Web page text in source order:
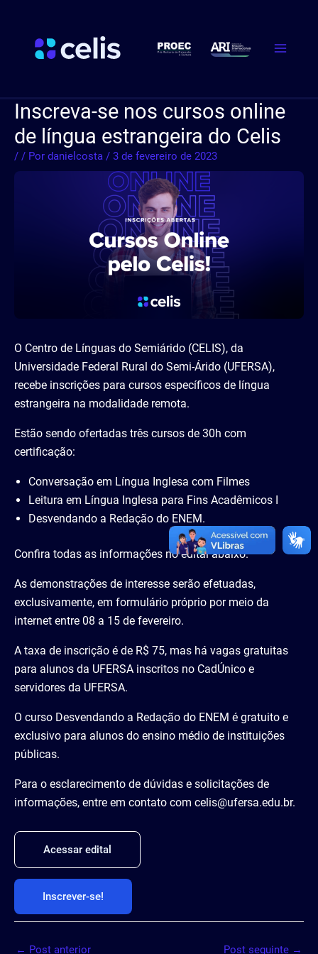
Menu
Inscreva-se nos cursos online
de língua estrangeira do Celis
/ / Por danielcosta / 3 de fevereiro de 2023
O Centro de Línguas do Semiárido (CELIS), da
Universidade Federal Rural do Semi-Árido (UFERSA),
recebe inscrições para cursos específicos de língua
estrangeira na modalidade remota.
Estão sendo ofertadas três cursos de 30h com
certificação:
Conversação em Língua Inglesa com Filmes
Leitura em Língua Inglesa para Fins Acadêmicos I
Desvendando a Redação do ENEM.
Confira todas as informações no edital abaixo.
As demonstrações de interesse serão efetuadas,
exclusivamente, em formulário próprio por meio da
internet entre 08 a 15 de fevereiro.
A taxa de inscrição é de R$ 75, mas há vagas gratuitas
para alunos da UFERSA inscritos no CadÚnico e
servidores da UFERSA.
O curso Desvendando a Redação do ENEM é gratuito e
exclusivo para alunos do ensino médio de instituições
públicas.
Para o esclarecimento de dúvidas e solicitações de
informações, entre em contato com celis@ufersa.edu.br.
Acessar edital
Inscrever-se!
← Post anterior Post seguinte →